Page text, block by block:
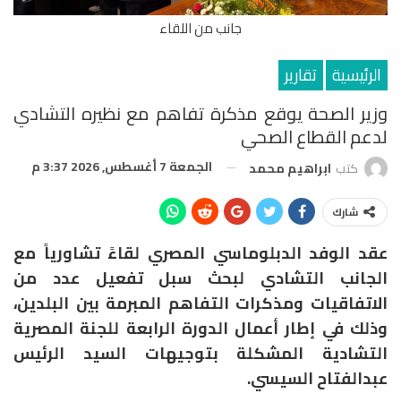
جانب من اللقاء
الرئيسية تقارير
وزير الصحة يوقع مذكرة تفاهم مع نظيره التشادي
لدعم القطاع الصحي
كتب ابراهيم محمد الجمعة 7 أغسطس, 2026 3:37 م
شارك
عقد الوفد الدبلوماسي المصري لقاءً تشاورياً مع
الجانب التشادي لبحث سبل تفعيل عدد من
الاتفاقيات ومذكرات التفاهم المبرمة بين البلدين،
وذلك في إطار أعمال الدورة الرابعة للجنة المصرية
التشادية المشكلة بتوجيهات السيد الرئيس
عبدالفتاح السيسي.